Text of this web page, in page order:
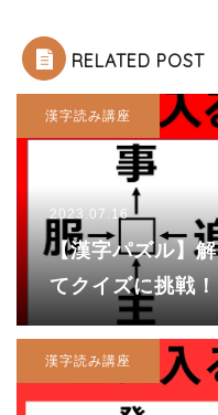
RELATED POST
漢字読み講座
2023.07.16
【漢字パズル】
てクイズに挑戦！
漢字読み講座